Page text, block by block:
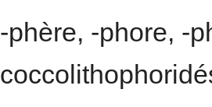
-phère, -phore, -